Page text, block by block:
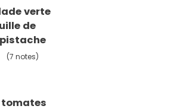
verte
de
(7 notes)
tomates